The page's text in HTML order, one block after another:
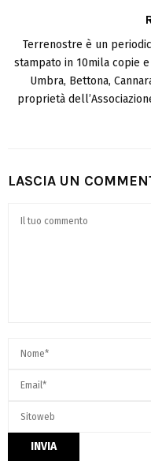
Terrenostre è un
stampato in 10mila copie
Umbra, Bettona,
proprietà
LASCIA UN